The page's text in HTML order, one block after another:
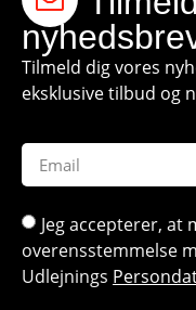
Tilmeld dig vores
eksklusive tilbud og
Jeg accepterer, at
overensstemmelse
Udlejnings